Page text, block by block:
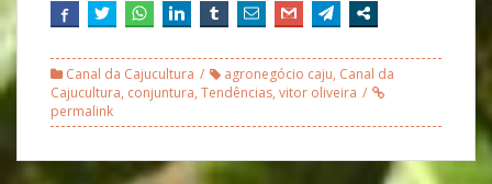
Canal da Cajucultura agronegócio caju, Canal da
Cajucultura, conjuntura, Tendências, vitor oliveira
permalink